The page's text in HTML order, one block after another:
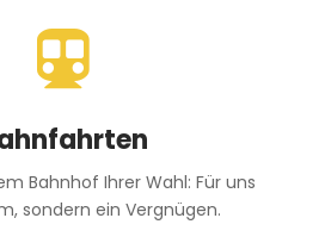

Bahnhof Ihrer Wahl: Für uns
sondern ein Vergnügen.